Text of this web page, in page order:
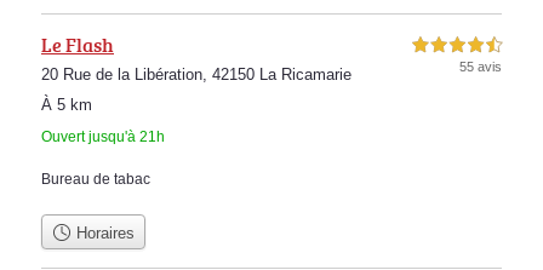
Le Flash
20 Rue de la Libération, 42150 La Ricamarie
À 5 km
Ouvert jusqu'à 21h
4,5 étoiles sur 5
55 avis
Bureau de tabac
Horaires